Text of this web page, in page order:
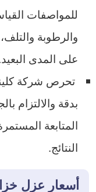
للمواصفات
والرطوبة
على المدى
تحرص شركة
بدقة والالتزام
المتابعة
النتائج.
أسعار عزل